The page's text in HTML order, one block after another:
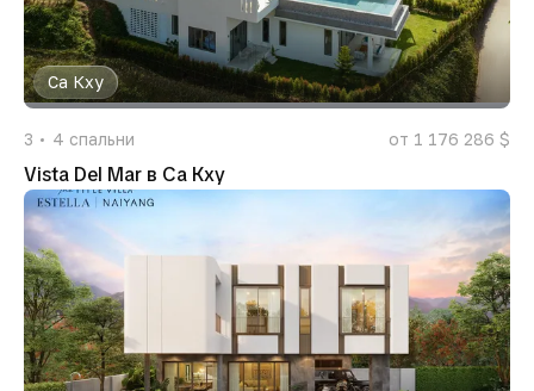
Са Кху
3 4 спальни от 1 176 286 $
Vista Del Mar в Са Кху